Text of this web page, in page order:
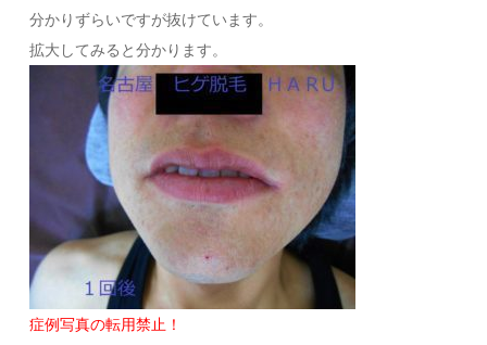
分かりずらいですが抜けています。
拡大してみると分かります。
症例写真の転用禁止！